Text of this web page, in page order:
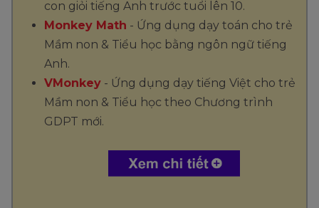
con giỏi tiếng Anh trước tuổi lên 10.
Monkey Math - Ứng dụng dạy toán cho trẻ
Mầm non & Tiểu học bằng ngôn ngữ tiếng
Anh.
VMonkey - Ứng dụng dạy tiếng Việt cho trẻ
Mầm non & Tiểu học theo Chương trình
GDPT mới.